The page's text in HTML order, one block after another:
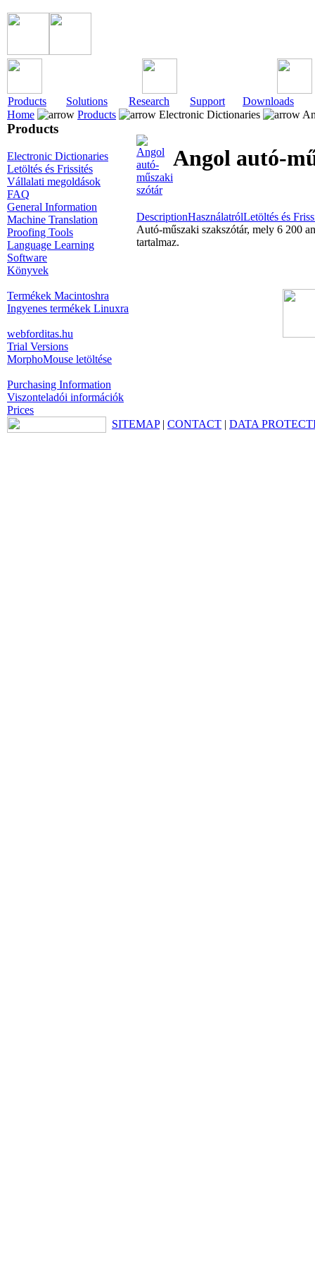
Products Solutions Research Support
Downloads
Home
Products Electronic Dictionaries
Products
Electronic Dictionaries
Letöltés és Frissités
Vállalati megoldások
FAQ
General Information
Machine Translation
Proofing Tools
Language Learning
Software
Könyvek
Termékek Macintoshra
Ingyenes termékek Linuxra
webforditas.hu
Trial Versions
MorphoMouse letöltése
Purchasing Information
Viszonteladói információk
Prices
Angol autó-
DescriptionHasználatrólLetöltés és
Autó-műszaki szakszótár, mely 6 200
tartalmaz.
SITEMAP| CONTACT | DATA